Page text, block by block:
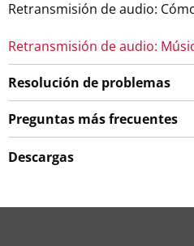
Retransmisión de audio:
Retransmisión de audio:
Resolución de problemas
Preguntas más frecuentes
Descargas